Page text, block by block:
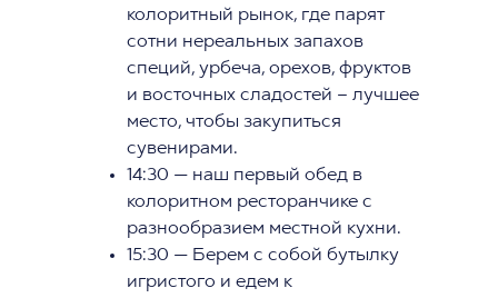
колоритный рынок, где парят
сотни нереальных запахов
специй, урбеча, орехов, фруктов
и восточных сладостей – лучшее
место, чтобы закупиться
сувенирами.
14:30 — наш первый обед в
колоритном ресторанчике с
разнообразием местной кухни.
15:30 — Берем с собой бутылку
игристого и едем к